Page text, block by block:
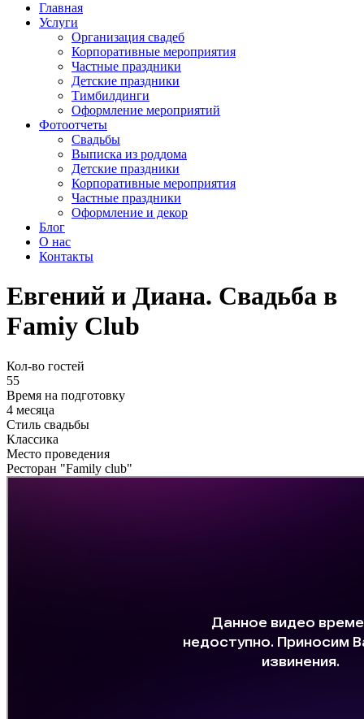
Главная
Услуги
Организация свадеб
Корпоративные мероприятия
Частные праздники
Детские праздники
Тимбилдинги
Оформление мероприятий
Фотоотчеты
Cвадьбы
Выписка из роддома
Детские праздники
Корпоративные мероприятия
Частные праздники
Оформление и декор
Блог
О нас
Контакты
Евгений и Диана. Свадьба в
Famiy Club
Кол-во гостей
55
Время на подготовку
4 месяца
Стиль свадьбы
Классика
Место проведения
Ресторан "Family club"